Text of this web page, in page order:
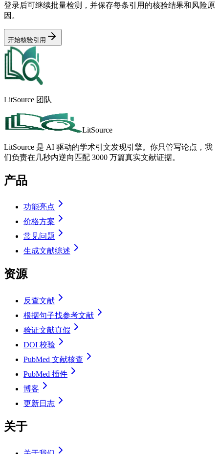
登录后可继续批量检测，并保存每条引用的核验结果和风险原
因。
开始核验引用
LitSource 团队
LitSource
LitSource 是 AI 驱动的学术引文发现引擎。你只管写论点，我
们负责在几秒内逆向匹配 3000 万篇真实文献证据。
产品
功能亮点
价格方案
常见问题
生成文献综述
资源
反查文献
根据句子找参考文献
验证文献真假
DOI 校验
PubMed 文献核查
PubMed 插件
博客
更新日志
关于